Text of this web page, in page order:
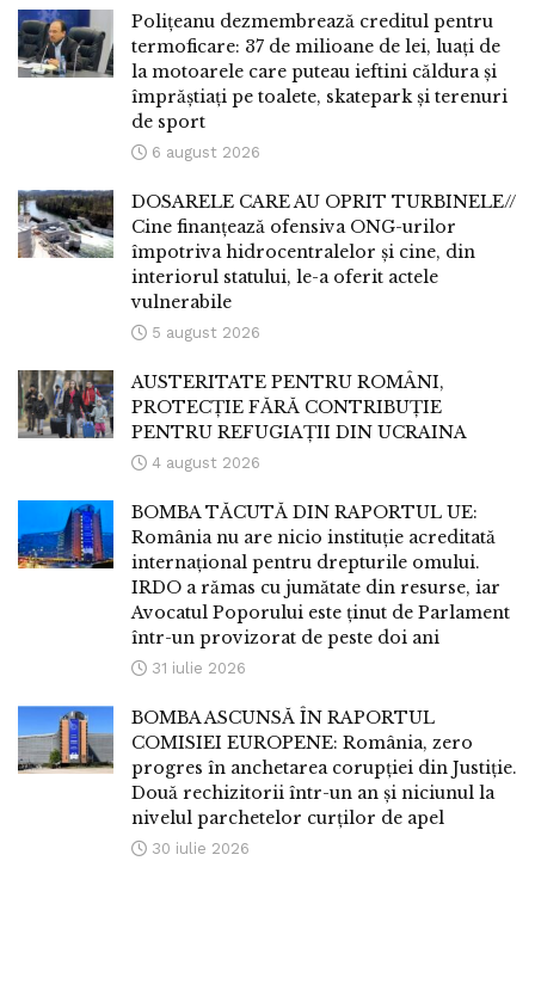
Polițeanu dezmembrează creditul pentru
termoficare: 37 de milioane de lei, luați de
la motoarele care puteau ieftini căldura și
împrăștiați pe toalete, skatepark și terenuri
de sport
6 august 2026
DOSARELE CARE AU OPRIT TURBINELE//
Cine finanțează ofensiva ONG-urilor
împotriva hidrocentralelor și cine, din
interiorul statului, le-a oferit actele
vulnerabile
5 august 2026
AUSTERITATE PENTRU ROMÂNI,
PROTECȚIE FĂRĂ CONTRIBUȚIE
PENTRU REFUGIAȚII DIN UCRAINA
4 august 2026
BOMBA TĂCUTĂ DIN RAPORTUL UE:
România nu are nicio instituție acreditată
internațional pentru drepturile omului.
IRDO a rămas cu jumătate din resurse, iar
Avocatul Poporului este ținut de Parlament
într-un provizorat de peste doi ani
31 iulie 2026
BOMBA ASCUNSĂ ÎN RAPORTUL
COMISIEI EUROPENE: România, zero
progres în anchetarea corupției din Justiție.
Două rechizitorii într-un an și niciunul la
nivelul parchetelor curților de apel
30 iulie 2026